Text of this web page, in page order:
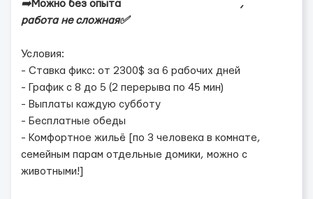
➡️Можно без опыта
,
работа не сложная✅
Условия:
- Ставка фикс: от 2300$ за 6 рабочих дней
- График с 8 до 5 (2 перерыва по 45 мин)
- Выплаты каждую субботу
- Бесплатные обеды
- Комфортное жильё [по 3 человека в комнате,
семейным парам отдельные домики, можно с
животными!]